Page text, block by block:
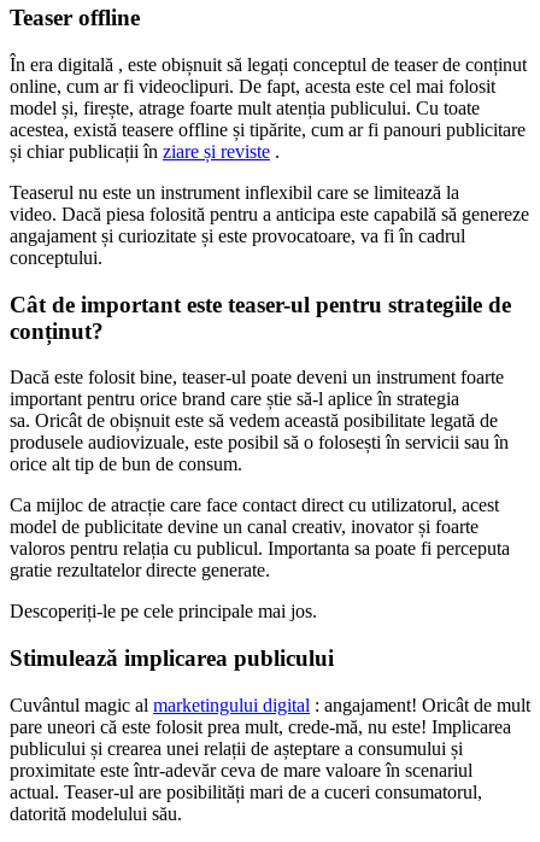
Teaser offline
În era digitală , este obișnuit să legați conceptul de teaser de conținut
online, cum ar fi videoclipuri. De fapt, acesta este cel mai folosit
model și, firește, atrage foarte mult atenția publicului. Cu toate
acestea, există teasere offline și tipărite, cum ar fi panouri publicitare
și chiar publicații în ziare și reviste .
Teaserul nu este un instrument inflexibil care se limitează la
video. Dacă piesa folosită pentru a anticipa este capabilă să genereze
angajament și curiozitate și este provocatoare, va fi în cadrul
conceptului.
Cât de important este teaser-ul pentru strategiile de
conținut?
Dacă este folosit bine, teaser-ul poate deveni un instrument foarte
important pentru orice brand care știe să-l aplice în strategia
sa. Oricât de obișnuit este să vedem această posibilitate legată de
produsele audiovizuale, este posibil să o folosești în servicii sau în
orice alt tip de bun de consum.
Ca mijloc de atracție care face contact direct cu utilizatorul, acest
model de publicitate devine un canal creativ, inovator și foarte
valoros pentru relația cu publicul. Importanta sa poate fi perceputa
gratie rezultatelor directe generate.
Descoperiți-le pe cele principale mai jos.
Stimulează implicarea publicului
Cuvântul magic al marketingului digital : angajament! Oricât de mult
pare uneori că este folosit prea mult, crede-mă, nu este! Implicarea
publicului și crearea unei relații de așteptare a consumului și
proximitate este într-adevăr ceva de mare valoare în scenariul
actual. Teaser-ul are posibilități mari de a cuceri consumatorul,
datorită modelului său.